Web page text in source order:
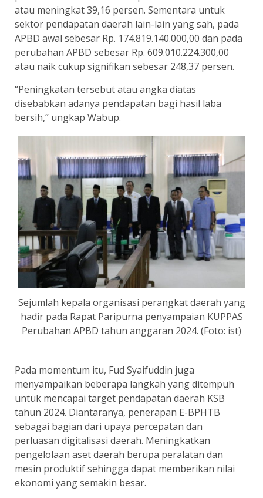
atau meningkat 39,16 persen. Sementara untuk
sektor pendapatan daerah lain-lain yang sah, pada
APBD awal sebesar Rp. 174.819.140.000,00 dan pada
perubahan APBD sebesar Rp. 609.010.224.300,00
atau naik cukup signifikan sebesar 248,37 persen.
“Peningkatan tersebut atau angka diatas
disebabkan adanya pendapatan bagi hasil laba
bersih,” ungkap Wabup.
Sejumlah kepala organisasi perangkat daerah yang
hadir pada Rapat Paripurna penyampaian KUPPAS
Perubahan APBD tahun anggaran 2024. (Foto: ist)
Pada momentum itu, Fud Syaifuddin juga
menyampaikan beberapa langkah yang ditempuh
untuk mencapai target pendapatan daerah KSB
tahun 2024. Diantaranya, penerapan E-BPHTB
sebagai bagian dari upaya percepatan dan
perluasan digitalisasi daerah. Meningkatkan
pengelolaan aset daerah berupa peralatan dan
mesin produktif sehingga dapat memberikan nilai
ekonomi yang semakin besar.